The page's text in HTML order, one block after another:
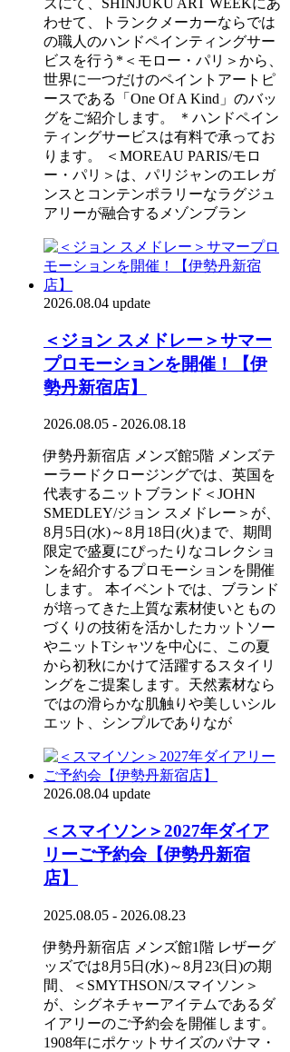
わせて、トランクメーカーならでは
の職人のハンドペインティングサー
ビスを行う*＜モロー・パリ＞から、
世界に一つだけのペイントアートピ
ースである「One Of A Kind」のバッ
グをご紹介します。 ＊ハンドペイン
ティングサービスは有料で承ってお
ります。 ＜MOREAU PARIS/モロ
ー・パリ＞は、パリジャンのエレガ
ンスとコンテンポラリーなラグジュ
アリーが融合するメゾンブラン
2026.08.04 update
＜ジョン スメドレー＞サマー
プロモーションを開催！【伊
勢丹新宿店】
2026.08.05 - 2026.08.18
伊勢丹新宿店 メンズ館5階 メンズテ
ーラードクロージングでは、英国を
代表するニットブランド＜JOHN
SMEDLEY/ジョン スメドレー＞が、
8月5日(水)～8月18日(火)まで、期間
限定で盛夏にぴったりなコレクショ
ンを紹介するプロモーションを開催
します。 本イベントでは、ブランド
が培ってきた上質な素材使いともの
づくりの技術を活かしたカットソー
やニットTシャツを中心に、この夏
から初秋にかけて活躍するスタイリ
ングをご提案します。天然素材なら
ではの滑らかな肌触りや美しいシル
エット、シンプルでありなが
2026.08.04 update
＜スマイソン＞2027年ダイア
リーご予約会【伊勢丹新宿
店】
2025.08.05 - 2026.08.23
伊勢丹新宿店 メンズ館1階 レザーグ
ッズでは8月5日(水)～8月23(日)の期
間、＜SMYTHSON/スマイソン＞
が、シグネチャーアイテムであるダ
イアリーのご予約会を開催します。
1908年にポケットサイズのパナマ・